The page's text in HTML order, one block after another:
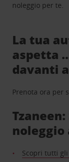
noleggio per te.
La tua
aspetta
davanti
Prenota ora per
Scopri tutti